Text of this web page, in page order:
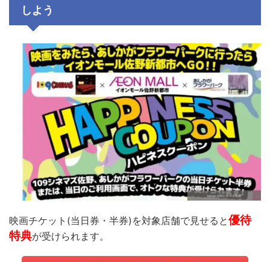
しよう
映画チケット (当日券・半券) を対象店舗で見せると優待
特典が受けられます。